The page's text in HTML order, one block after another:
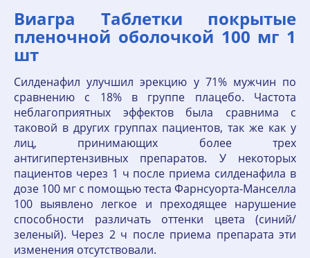
Виагра Таблетки покрытые
пленочной оболочкой 100 мг 1
шт
Силденафил улучшил эрекцию у 71% мужчин по
сравнению с 18% в группе плацебо. Частота
неблагоприятных эффектов была сравнима с
таковой в других группах пациентов, так же как у
лиц, принимающих более трех
антигипертензивных препаратов. У некоторых
пациентов через 1 ч после приема силденафила в
дозе 100 мг с помощью теста Фарнсуорта-Манселла
100 выявлено легкое и преходящее нарушение
способности различать оттенки цвета (синий/
зеленый). Через 2 ч после приема препарата эти
изменения отсутствовали.